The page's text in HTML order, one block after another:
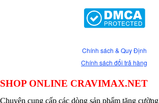
Chính sách & Quy Định
Chính sách đổi trả hàng
SHOP ONLINE CRAVIMAX.NET
Chuyên cung cấp các dòng sản phẩm tăng cường